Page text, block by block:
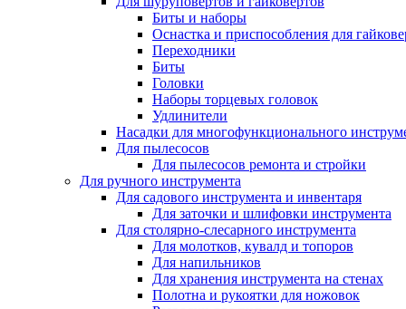
Биты и наборы
Оснастка и приспособления для
Переходники
Биты
Головки
Наборы торцевых головок
Удлинители
Насадки для многофункционального
Для пылесосов
Для пылесосов ремонта и стройки
Для ручного инструмента
Для садового инструмента и инвентаря
Для заточки и шлифовки инструмента
Для столярно-слесарного инструмента
Для молотков, кувалд и топоров
Для напильников
Для хранения инструмента на стенах
Полотна и рукоятки для ножовок